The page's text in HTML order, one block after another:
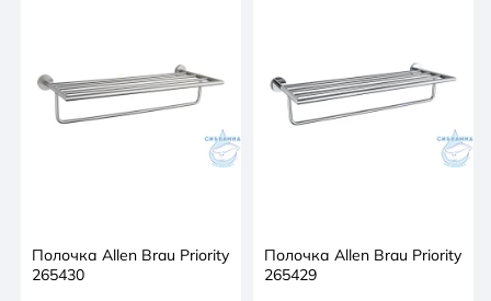
Полочка Allen Brau Priority
265430
Полочка Allen Brau Priority
265429